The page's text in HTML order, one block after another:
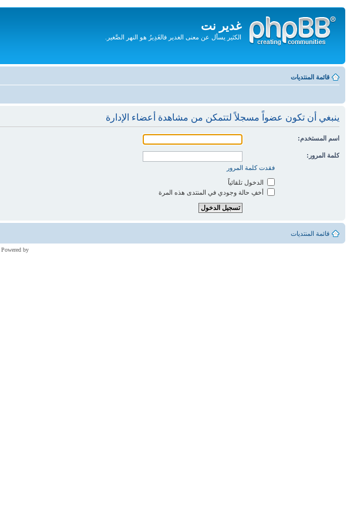
غدير نت
الكثير يسأل عن معنى الغدير فالغَدِيرُ هو النهر الصَّغير.
المحتويات
قائمة المنتديات
ينبغي أن تكون عضواً مسجلاً لتتمكن من مشاهدة أعضاء الإدارة
اسم المستخدم:
كلمة المرور:
فقدت كلمة المرور
الدخول تلقائياً
أخفِ حالة وجودي في المنتدى هذه المرة
قائمة المنتديات
Powered by